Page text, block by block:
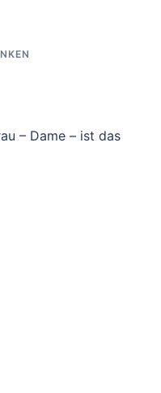
– Dame – ist das